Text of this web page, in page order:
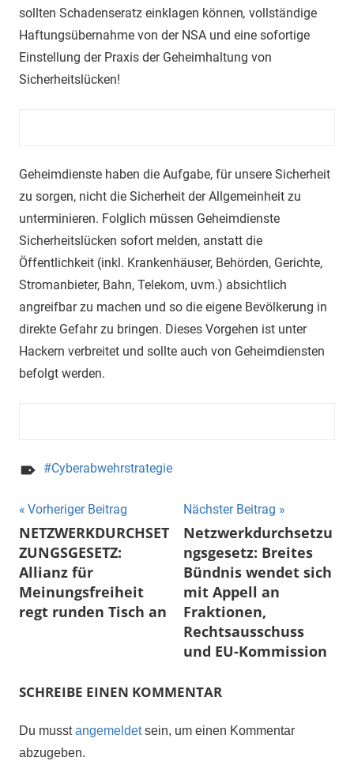
sollten Schadenseratz einklagen können, vollständige
Haftungsübernahme von der NSA und eine sofortige
Einstellung der Praxis der Geheimhaltung von
Sicherheitslücken!
Geheimdienste haben die Aufgabe, für unsere Sicherheit
zu sorgen, nicht die Sicherheit der Allgemeinheit zu
unterminieren. Folglich müssen Geheimdienste
Sicherheitslücken sofort melden, anstatt die
Öffentlichkeit (inkl. Krankenhäuser, Behörden, Gerichte,
Stromanbieter, Bahn, Telekom, uvm.) absichtlich
angreifbar zu machen und so die eigene Bevölkerung in
direkte Gefahr zu bringen. Dieses Vorgehen ist unter
Hackern verbreitet und sollte auch von Geheimdiensten
befolgt werden.
Cyberabwehrstrategie
Beitragsnavigation
Vorheriger Beitrag
NETZWERKDURCHSET
ZUNGSGESETZ:
Allianz für
Meinungsfreiheit
regt runden Tisch an
Nächster Beitrag
Netzwerkdurchsetzu
ngsgesetz: Breites
Bündnis wendet sich
mit Appell an
Fraktionen,
Rechtsausschuss
und EU-Kommission
SCHREIBE EINEN KOMMENTAR
Du musstangemeldetsein, um einen Kommentar
abzugeben.